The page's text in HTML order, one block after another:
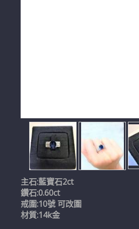
主石:藍寶石2ct
鑽石:0.60ct
戒圍:10號 可改圍
材質:14k金